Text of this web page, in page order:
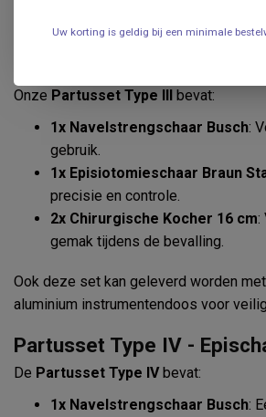
instrumentendoos optioneel
Onze Partusset Type III
bevat:
1x Navelstrengschaar Busch:
gebruik.
1x Episiotomieschaar Braun
precisie en controle.
2x Chirurgische Kocher 16 cm:
gemak tijdens de bevalling.
Ook deze set kan geleverd worden
aluminium instrumentendoos voor
Partusset Type IV -
De Partusset Type IVbevat:
1x Navelstrengschaar Busch:
Uw korting is geldig bij een minimale